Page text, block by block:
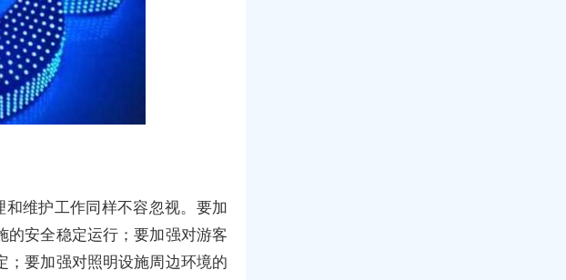
维护工作同样不容忽视。要加
安全稳定运行；要加强对游客
；要加强对照明设施周边环境的